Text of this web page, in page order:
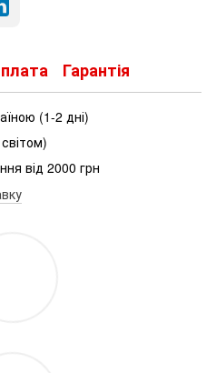
Гарантія
(1-2 дні)
від 2000 грн